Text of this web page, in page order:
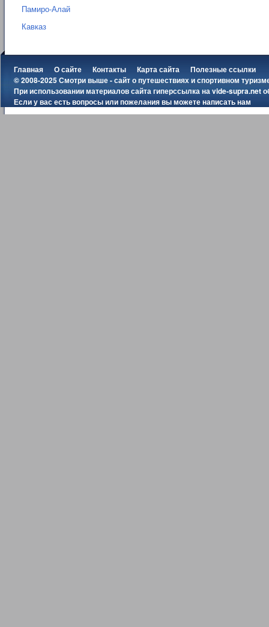
Памиро-Алай
Кавказ
Главная О сайте Контакты Карта сайта
Полезные ссылки
© 2008-2025 Смотри выше - сайт о путешествиях и спортивном
При использовании материалов сайта гиперссылка наvide-supra.net
Если у вас есть вопросы или пожелания вы можетенаписать нам